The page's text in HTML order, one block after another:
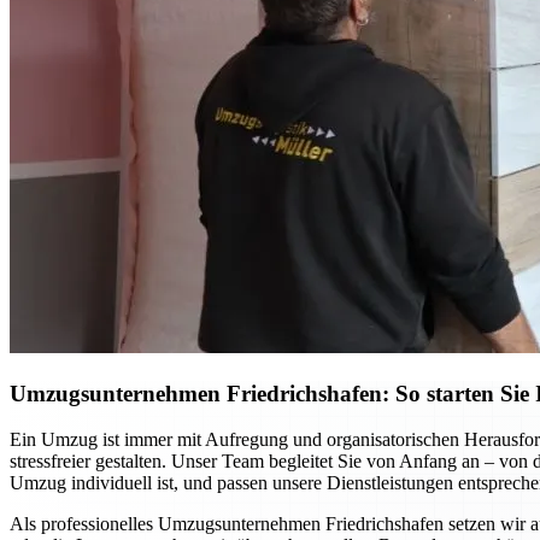
Umzugsunternehmen Friedrichshafen: So starten
Ein Umzug ist immer mit Aufregung und organisatorischen
stressfreier gestalten. Unser Team begleitet Sie von Anfang an –
Umzug individuell ist, und passen unsere Dienstleistungen
Als professionelles Umzugsunternehmen Friedrichshafen setzen